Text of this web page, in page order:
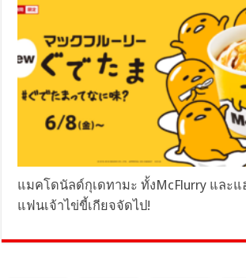
แมคโดนัลด์กุเดทามะ ทั้งMcFlurry และแ
แฟนเจ้าไข่ขี้เกียจจัดไป!